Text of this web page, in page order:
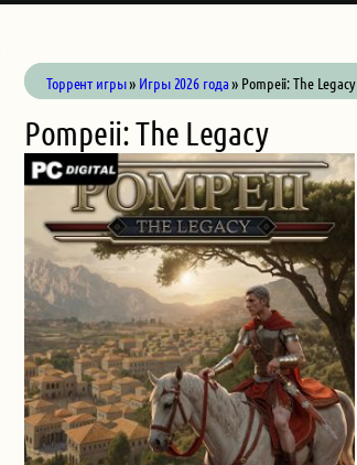
Торрент игры» Игры 2026 года» Pompeii: The Legacy
Pompeii: The Legacy